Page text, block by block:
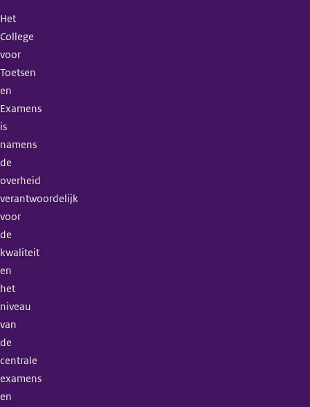
Het
College
voor
Toetsen
en
Examens
is
namens
de
overheid
verantwoordelijk
voor
de
kwaliteit
en
het
niveau
van
de
centrale
examens
en